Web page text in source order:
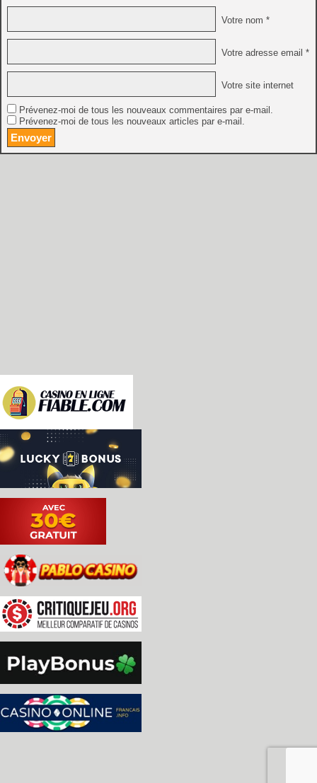
Votre nom *
Votre adresse email *
Votre site internet
Prévenez-moi de tous les nouveaux commentaires par e-mail.
Prévenez-moi de tous les nouveaux articles par e-mail.